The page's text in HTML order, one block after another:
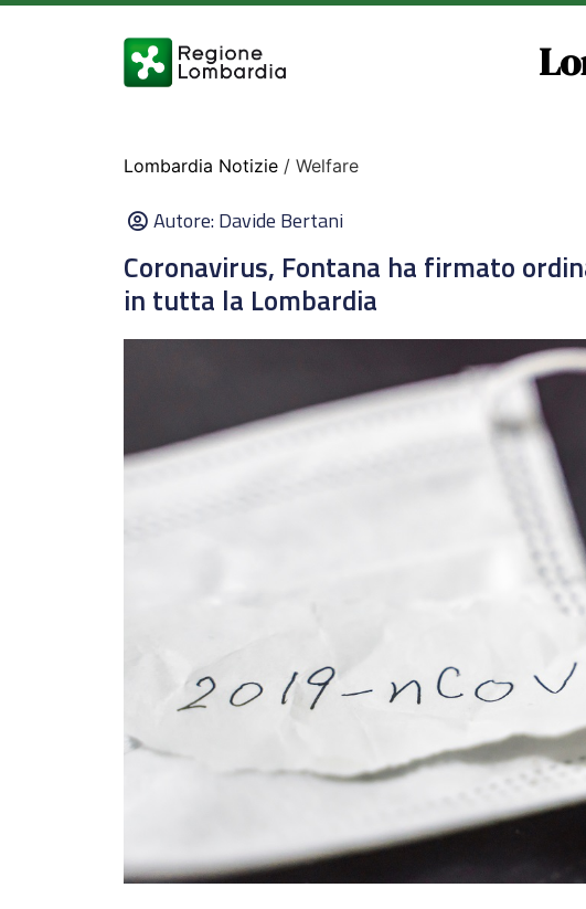
Lombardia Notizie / Welfare
Autore:Davide Bertani
Coronavirus, Fontana ha firmato
in tutta la Lombardia